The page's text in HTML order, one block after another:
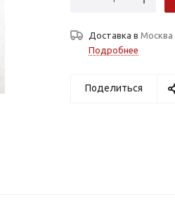
Доставка в Москва
Подробнее
Поделиться